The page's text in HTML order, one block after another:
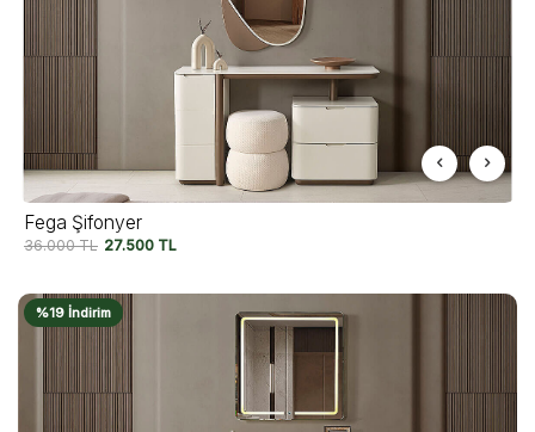
Fega Şifonyer
36.000TL 27.500 TL
%19 İndirim